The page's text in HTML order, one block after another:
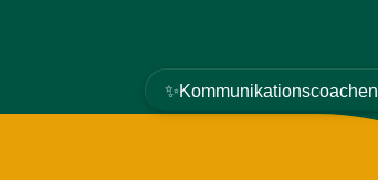
✨Kommunikationscoachen